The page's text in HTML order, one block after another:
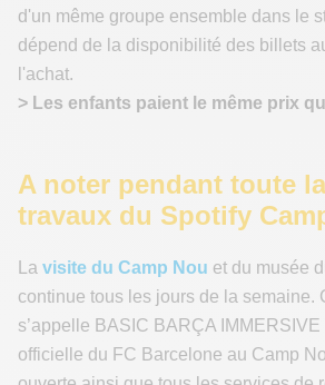
d'un même groupe ensemble dans le
dépend de la disponibilité des billets
l'achat.
> Les enfants paient le même prix
A noter pendant toute
travaux du Spotify
La visite du Camp Nou et du musée
continue tous les jours de la semaine.
s’appelle BASIC BARÇA
officielle du FC Barcelone au Camp